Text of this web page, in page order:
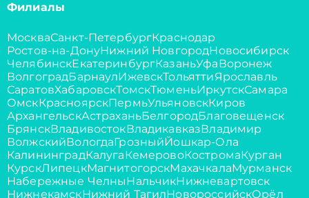
Филиалы
МоскваСанкт-ПетербургКраснодар
Ростов-на-ДонуНижний НовгородНовосибирск
ЧелябинскЕкатеринбургКазаньУфаВоронеж
ВолгоградБарнаулИжевскТольяттиЯрославль
СаратовХабаровскТомскТюменьИркутскСамара
ОмскКрасноярскПермьУльяновскКиров
АрхангельскАстраханьБелгородБлаговещенск
БрянскВладивостокВладикавказВладимир
ВолжскийВологдаГрозныйЙошкар-Ола
КалининградКалугаКемеровоКостромаКурган
КурскЛипецкМагнитогорскМахачкалаМурманск
Набережные ЧелныНальчикНижневартовск
НижнекамскНижний ТагилНовороссийскОрёл